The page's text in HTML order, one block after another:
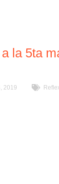
la 5ta
2019